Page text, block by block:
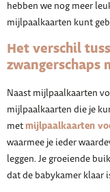
hebben we nog meer
mijlpaalkaarten kunt
Het verschil
Naast mijlpaalkaarten
mijlpaalkaarten die je
metmijlpaalkaarten
waarmee je ieder
leggen. Je groeiende
dat de babykamer klaar